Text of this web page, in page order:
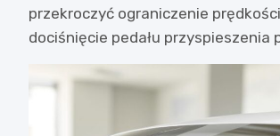
przekroczyć ograniczenie
dociśnięcie pedału